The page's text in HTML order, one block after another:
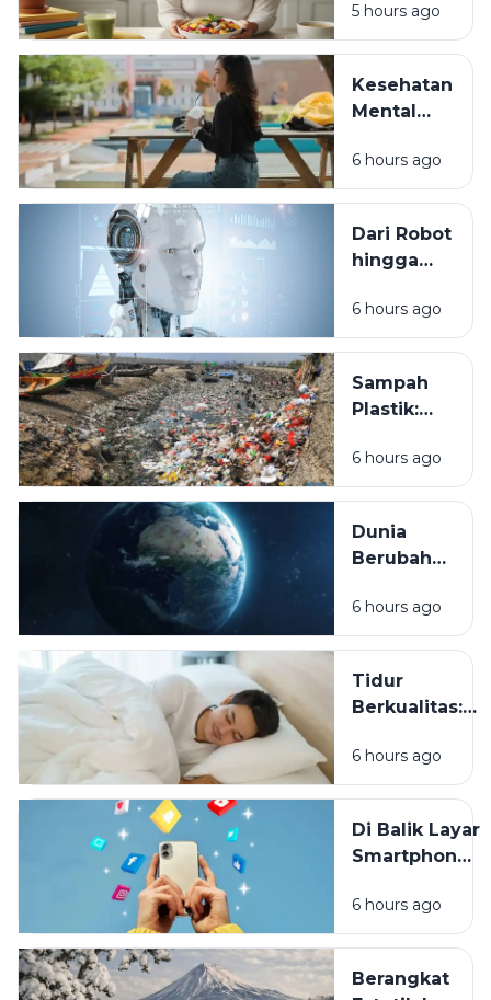
Membuat
Hati Lebih
Sains di
Balik
Rasa
5 hours ago
Kesehatan
Mental
Muda:
Masalah
Sering
Diabaikan
Modern
6 hours ago
Dari Robot
hingga
Revolusi
Teknologi
Mengubah
Cara
Bekerja
dan
Menjalani
Hidup
6 hours ago
Sampah
Plastik:
Sehari-hari
yang Bisa
Masa Depan
Planet Kita
6 hours ago
Dunia
Berubah
Cepat dari
yang Kita
Tantangan
Manusia di
Perubahan
Tanpa
Henti
6 hours ago
Tidur
Berkualitas:
Sederhana
untuk
Meningkatkan
Produktivitas
dan
Mental
6 hours ago
Di Balik Layar
Smartphone:
Media Sosial
Mendekatkan
Menjauhkan
6 hours ago
Berangkat